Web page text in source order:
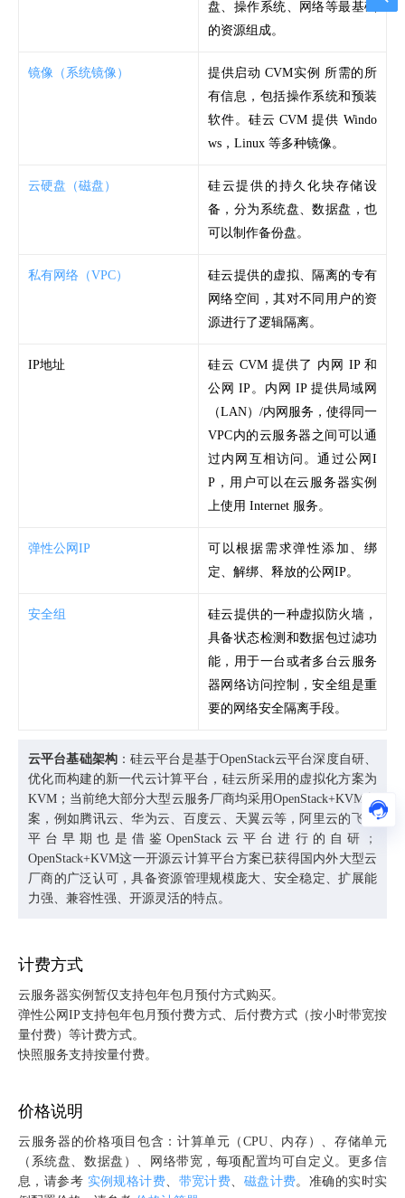
盘、操作系统、网络等最基础
的资源组成。
镜像（系统镜像）
提供启动 CVM实例 所需的所
有信息，包括操作系统和预装
软件。硅云 CVM 提供 Windo
ws，Linux 等多种镜像。
云硬盘（磁盘）
硅云提供的持久化块存储设
备，分为系统盘、数据盘，也
可以制作备份盘。
私有网络（VPC） 硅云提供的虚拟、隔离的专有
网络空间，其对不同用户的资
源进行了逻辑隔离。
IP地址
硅云 CVM 提供了 内网 IP 和
公网 IP。内网 IP 提供局域网
（LAN）/内网服务，使得同一
VPC内的云服务器之间可以通
过内网互相访问。通过公网I
P，用户可以在云服务器实例
上使用 Internet 服务。
弹性公网IP
可以根据需求弹性添加、绑
定、解绑、释放的公网IP。
安全组
硅云提供的一种虚拟防火墙，
具备状态检测和数据包过滤功
能，用于一台或者多台云服务
器网络访问控制，安全组是重
要的网络安全隔离手段。
云平台基础架构：硅云平台是基于OpenStack云平台深度自研、
优化而构建的新一代云计算平台，硅云所采用的虚拟化方案为
KVM；当前绝大部分大型云服务厂商均采用OpenStack+KVM方
案， 例如腾讯云、华为云、百度云、天翼云等，阿里云的飞天
平台早期也是借鉴OpenStack云平台进行的自研；
OpenStack+KVM这一开源云计算平台方案已获得国内外大型云
厂商的广泛认可，具备资源管理规模庞大、安全稳定、扩展能
力强、兼容性强、开源灵活的特点。
计费方式
云服务器实例暂仅支持包年包月预付方式购买。
弹性公网IP支持包年包月预付费方式、后付费方式（按小时带宽按
量付费）等计费方式。
快照服务支持按量付费。
价格说明
云服务器的价格项目包含： 计算单元（CPU、内存）、存储单元
（系统盘、数据盘）、网络带宽，每项配置均可自定义。更多信
息，请参考 实例规格计费、 带宽计费、 磁盘计费。准确的实时实